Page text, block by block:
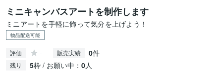
ミニキャンバスアートを制作します
ミニアートを手軽に飾って気分を上げよう！
物品配送可能
評価 - 販売実績 0件
残り 5枠 / お願い中： 0人